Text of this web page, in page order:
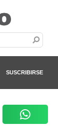
SUSCRIBIRSE